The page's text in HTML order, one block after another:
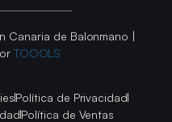
de Balonmano |
TOOOLS
Política de Privacidad
Política de Ventas